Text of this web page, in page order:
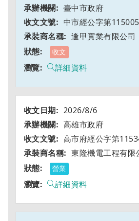
臺中市政府
中市經公字第
逢甲實業有限公司
收文
詳細資料
2026/8/6
高雄市政府
高市府經公字第
東隆機電工程有限
營業
詳細資料